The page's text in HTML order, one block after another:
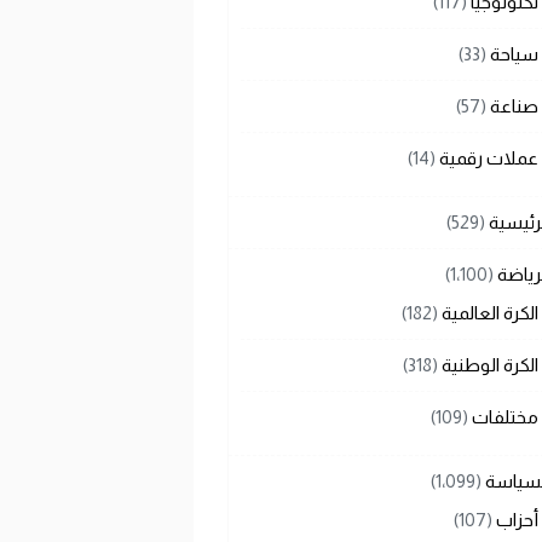
سياحة (33)
صناعة (57)
عملات رقمية (14)
(529)
(1٬100)
الكرة العالمية (182)
الكرة الوطنية (318)
مختلفات (109)
(1٬099)
أحزاب (107)